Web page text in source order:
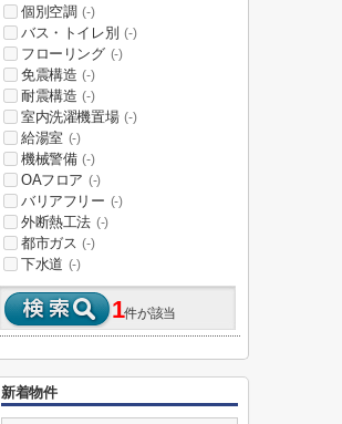
個別空調 (-)
バス・トイレ別 (-)
フローリング (-)
免震構造 (-)
耐震構造 (-)
室内洗濯機置場 (-)
給湯室 (-)
機械警備 (-)
OAフロア (-)
バリアフリー (-)
外断熱工法 (-)
都市ガス (-)
下水道 (-)
1件が該当
新着物件